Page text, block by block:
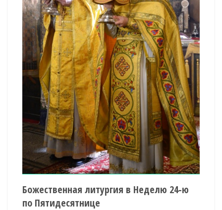
Божественная литургия в Неделю 24-ю
по Пятидесятнице